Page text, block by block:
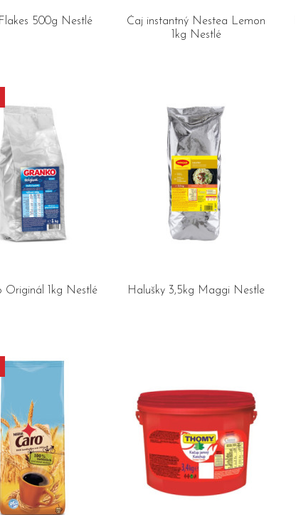
500g Nestlé
Čaj instantný Nestea Lemon
1kg Nestlé
Originál 1kg Nestlé Halušky 3,5kg Maggi Nestle